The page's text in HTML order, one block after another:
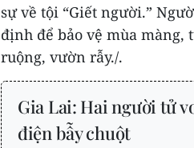
sự về tội “Giết người.”
định để bảo vệ mùa
ruộng, vườn rẫy./.
Gia Lai: Hai người tử
điện bẫy chuột